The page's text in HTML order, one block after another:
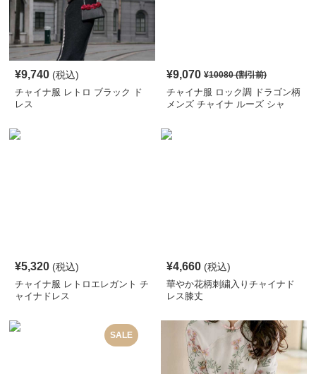
¥9,740 (税込)
チャイナ服 レトロ ブラック ド
レス
¥9,070 ¥10080(割引前)
チャイナ服 ロック調 ドラゴン柄
メンズ チャイナ ルーズ シャ
¥5,320 (税込)
チャイナ服 レトロエレガント チ
ャイナドレス
¥4,660 (税込)
華やか花柄刺繍入りチャイナド
レス膝丈
SALE